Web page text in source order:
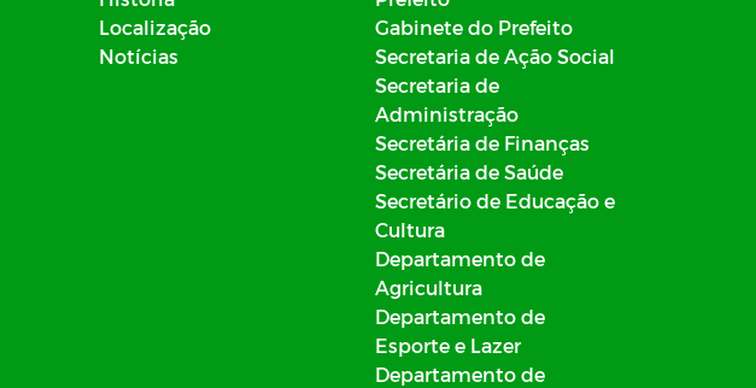
Localização
Notícias
Gabinete do Prefeito
Secretaria de Ação Social
Secretaria de
Administração
Secretária de Finanças
Secretária de Saúde
Secretário de Educação e
Cultura
Departamento de
Agricultura
Departamento de
Esporte e Lazer
Departamento de